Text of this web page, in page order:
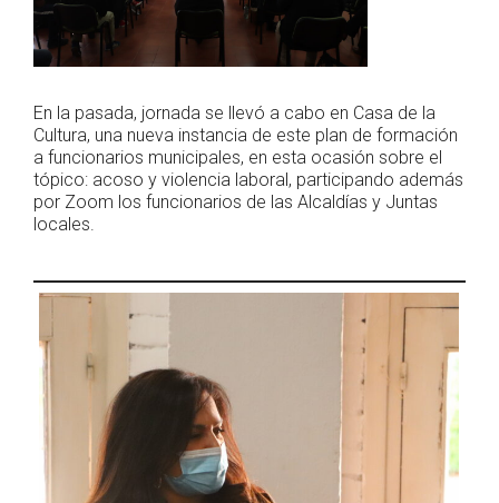
En la pasada, jornada se llevó a cabo en Casa de la
Cultura, una nueva instancia de este plan de formación
a funcionarios municipales, en esta ocasión sobre el
tópico: acoso y violencia laboral, participando además
por Zoom los funcionarios de las Alcaldías y Juntas
locales.